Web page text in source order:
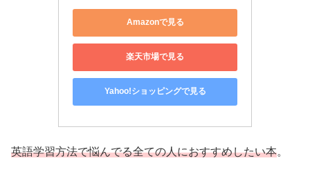
Amazonで見る
楽天市場で見る
Yahoo!ショッピングで見る
英語学習方法で悩んでる全ての人におすすめしたい本。